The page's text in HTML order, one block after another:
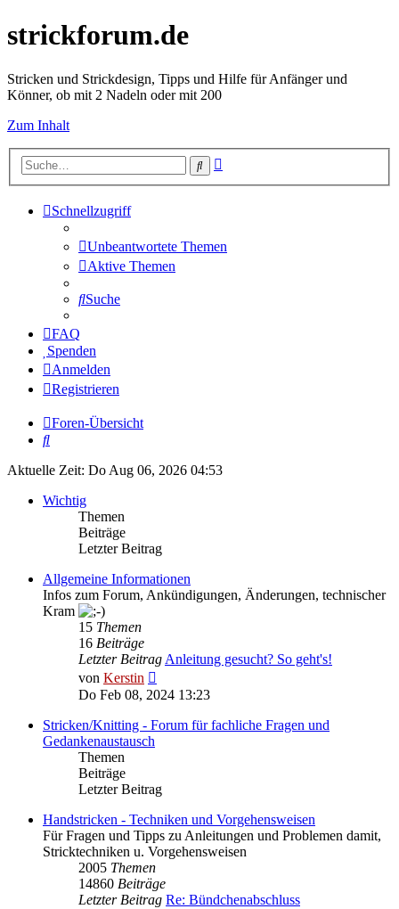
strickforum.de
Stricken und Strickdesign, Tipps und Hilfe für Anfänger und
Könner, ob mit 2 Nadeln oder mit 200
Zum Inhalt
Suche
Schnellzugriff
Unbeantwortete Themen
Aktive Themen
Suche
FAQ
Spenden
Anmelden
Registrieren
Foren-Übersicht
Suche
Aktuelle Zeit: Do Aug 06, 2026 04:53
Wichtig
Themen
Beiträge
Letzter Beitrag
Allgemeine Informationen
Infos zum Forum, Ankündigungen, Änderungen, technischer
Kram
15 Themen
16 Beiträge
Letzter BeitragAnleitung gesucht? So geht's!
von Kerstin
Beitrag
Do Feb 08, 2024 13:23
Stricken/Knitting - Forum für fachliche Fragen und
Gedankenaustausch
Themen
Beiträge
Letzter Beitrag
Handstricken - Techniken und Vorgehensweisen
Für Fragen und Tipps zu Anleitungen und Problemen damit,
Stricktechniken u. Vorgehensweisen
2005 Themen
14860 Beiträge
Letzter Beitrag Re: Bündchenabschluss